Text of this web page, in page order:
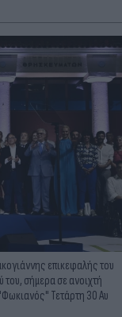
επικεφαλής του
σήμερα σε ανοιχτή
Τετάρτη 30 Αυ